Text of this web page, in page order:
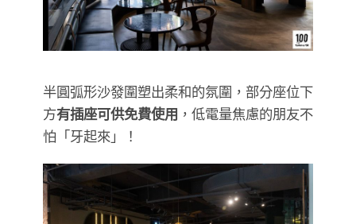
半圓弧形沙發圍塑出柔和的氛圍，部分座位下
方有插座可供免費使用 ，低電量焦慮的朋友不
怕「牙起來」！